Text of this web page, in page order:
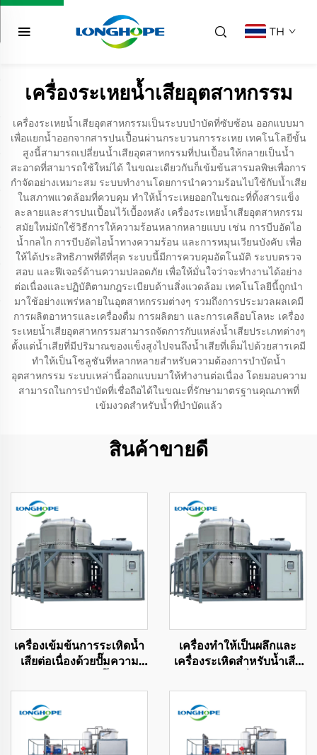
TH
เครื่องระเหยน้ำเสียอุตสาหกรรม
เครื่องระเหยน้ำเสียอุตสาหกรรมเป็นระบบบำบัดที่ซับซ้อน ออกแบบมา
เพื่อแยกน้ำออกจากสารปนเปื้อนผ่านกระบวนการระเหย เทคโนโลยีขั้น
สูงนี้สามารถเปลี่ยนน้ำเสียอุตสาหกรรมที่ปนเปื้อนให้กลายเป็นน้ำ
สะอาดที่สามารถใช้ใหม่ได้ ในขณะเดียวกันก็เข้มข้นสารมลพิษเพื่อการ
กำจัดอย่างเหมาะสม ระบบทำงานโดยการนำความร้อนไปใช้กับน้ำเสีย
ในสภาพแวดล้อมที่ควบคุม ทำให้น้ำระเหยออกในขณะที่ทิ้งสารแข็ง
ละลายและสารปนเปื้อนไว้เบื้องหลัง เครื่องระเหยน้ำเสียอุตสาหกรรม
สมัยใหม่มักใช้วิธีการให้ความร้อนหลากหลายแบบ เช่น การบีบอัดไอ
น้ำกลไก การบีบอัดไอน้ำทางความร้อน และการหมุนเวียนบังคับ เพื่อ
ให้ได้ประสิทธิภาพที่ดีที่สุด ระบบนี้มีการควบคุมอัตโนมัติ ระบบตรวจ
สอบ และฟีเจอร์ด้านความปลอดภัย เพื่อให้มั่นใจว่าจะทำงานได้อย่าง
ต่อเนื่องและปฏิบัติตามกฎระเบียบด้านสิ่งแวดล้อม เทคโนโลยีนี้ถูกนำ
มาใช้อย่างแพร่หลายในอุตสาหกรรมต่างๆ รวมถึงการประมวลผลเคมี
การผลิตอาหารและเครื่องดื่ม การผลิตยา และการเคลือบโลหะ เครื่อง
ระเหยน้ำเสียอุตสาหกรรมสามารถจัดการกับแหล่งน้ำเสียประเภทต่างๆ
ตั้งแต่น้ำเสียที่มีปริมาณของแข็งสูงไปจนถึงน้ำเสียที่เต็มไปด้วยสารเคมี
ทำให้เป็นโซลูชันที่หลากหลายสำหรับความต้องการบำบัดน้ำ
อุตสาหกรรม ระบบเหล่านี้ออกแบบมาให้ทำงานต่อเนื่อง โดยมอบความ
สามารถในการบำบัดที่เชื่อถือได้ในขณะที่รักษามาตรฐานคุณภาพที่
เข้มงวดสำหรับน้ำที่บำบัดแล้ว
สินค้าขายดี
เครื่องเข้มข้นการระเหิดน้ำ
เสียต่อเนื่องด้วยปั๊มความ
ร้อนสุญญากาศ
เครื่องทำให้เป็นผลึกและ
เครื่องระเหิดสำหรับน้ำเสีย
ของเหลวเป็นศูนย์ (ZLD)